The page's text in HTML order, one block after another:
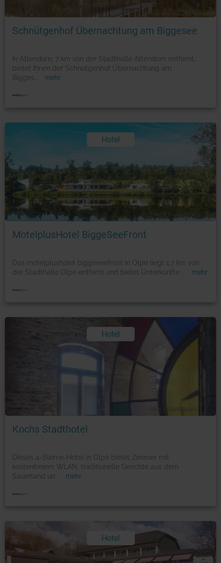
Foto: © booking.com
Schnütgenhof Übernachtung am Biggesee
In Attendorn, 7 km von der Stadthalle Attendorn entfernt,
bietet Ihnen der Schnütgenhof Übernachtung am
Bigges
mehr
Hotel
Foto: © booking.com
MotelplusHotel BiggeSeeFront
Das motelplushotel biggeseefront in Olpe liegt 1,7 km von
der Stadthalle Olpe entfernt und bietet Unterkünfte
mehr
Hotel
Foto: © booking.com
Kochs Stadthotel
Dieses 4-Sterne-Hotel in Olpe bietet Zimmer mit
kostenfreiem WLAN, traditionelle Gerichte aus dem
Sauerland un
mehr
Hotel